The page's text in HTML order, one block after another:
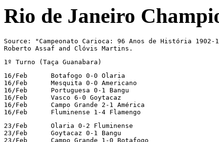
Rio de Janeiro
Source: "Campeonato Carioca: 96 Anos de História
Roberto Assaf and Clóvis Martins.
1º Turno (Taça Guanabara)
16/Feb      Botafogo 0-0 Olaria
16/Feb      Mesquita 0-0 Americano
16/Feb      Portuguesa 0-1 Bangu
16/Feb      Vasco 6-0 Goytacaz
16/Feb      Campo Grande 2-1 América
16/Feb      Fluminense 1-4 Flamengo
23/Feb      Olaria 0-2 Fluminense
23/Feb      Goytacaz 0-1 Bangu
23/Feb      Campo Grande 1-0 Botafogo